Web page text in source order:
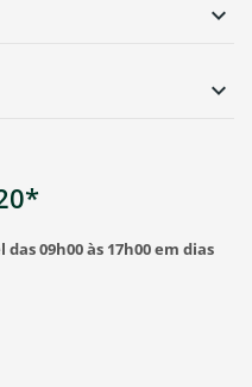
09h00 às 17h00 em dias

